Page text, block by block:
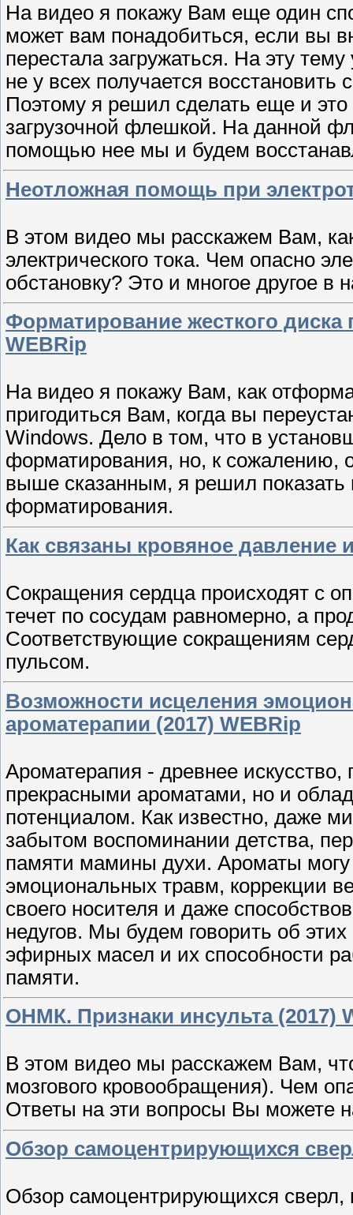
На видео я покажу Вам еще один
может вам понадобиться, если вы
перестала загружаться. На эту
не у всех получается
Поэтому я решил сделать еще и
загрузочной флешкой. На данной
помощью нее мы и будем
Неотложная помощь при
В этом видео мы расскажем Вам,
электрического тока. Чем опасно
обстановку? Это и многое другое в
Форматирование жесткого диска
WEBRip
На видео я покажу Вам, как
пригодиться Вам, когда вы
Windows. Дело в том, что в
форматирования, но, к сожалению,
выше сказанным, я решил показать
форматирования.
Как связаны кровяное давление
Сокращения сердца происходят с
течет по сосудам равномерно, а
Соответствующие сокращениям
пульсом.
Возможности исцеления
ароматерапии (2017) WEBRip
Ароматерапия - древнее
прекрасными ароматами, но и
потенциалом. Как известно, даже
забытом воспоминании детства,
памяти мамины духи. Ароматы могу
эмоциональных травм, коррекции
своего носителя и даже
недугов. Мы будем говорить об
эфирных масел и их способности
памяти.
ОНМК. Признаки инсульта (2017)
В этом видео мы расскажем Вам,
мозгового кровообращения). Чем
Ответы на эти вопросы Вы можете
Обзор самоцентрирующихся
Обзор самоцентрирующихся сверл,